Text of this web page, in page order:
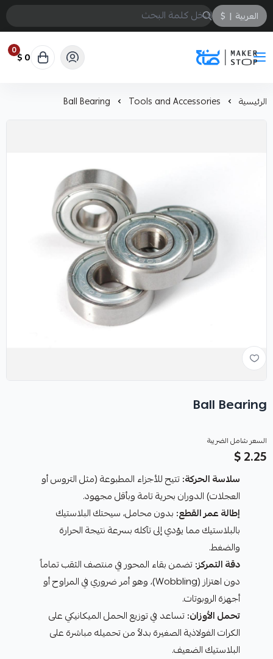
العربية |
$
صانع
0 0 $
الرئيسية Tools and Accessories
Ball Bearing
Ball Bearing
السعر شامل الضريبة
2.25 $
سلاسة الحركة:تتيح للأجزاء المطبوعة (مثل التروس أو
العجلات) الدوران بحرية تامة وبأقل مجهود.
إطالة عمر القطع: بدون محامل، سيحتك البلاستيك
بالبلاستيك مما يؤدي إلى تآكله بسرعة نتيجة الحرارة
والضغط.
دقة التمركز:تضمن بقاء المحور في منتصف الثقب تماماً
دون اهتزاز (Wobbling)، وهو أمر ضروري في المراوح أو
أجهزة الروبوتات.
تحمل الأوزان:تساعد في توزيع الحمل الميكانيكي على
الكرات الفولاذية الصغيرة بدلاً من تحميله مباشرة على
البلاستيك الضعيف.